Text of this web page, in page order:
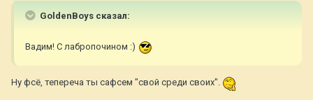
GoldenBoys сказал:
Вадим! С лабропочином :)
Ну фсё, тепереча ты сафсем "свой среди своих".